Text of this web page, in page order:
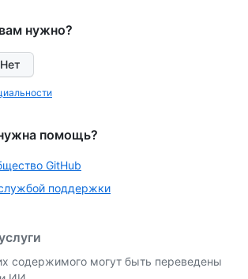
нужно?
Нет
помощь?
GitHub
поддержки
содержимого могут быть переведены